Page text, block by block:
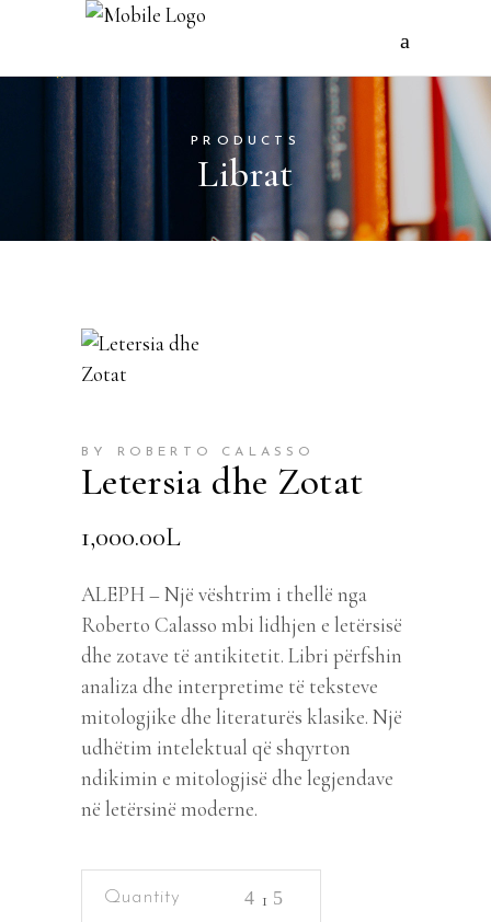
PRODUCTS
Librat
BY ROBERTO CALASSO
Letersia dhe Zotat
1,000.00L
ALEPH – Një vështrim i thellë nga
Roberto Calasso mbi lidhjen e letërsisë
dhe zotave të antikitetit. Libri përfshin
analiza dhe interpretime të teksteve
mitologjike dhe literaturës klasike. Një
udhëtim intelektual që shqyrton
ndikimin e mitologjisë dhe legjendave
në letërsinë moderne.